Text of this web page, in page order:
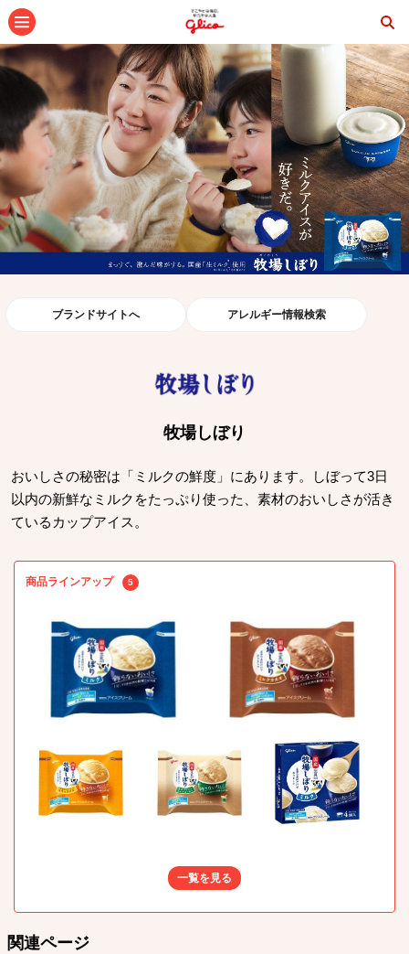
ブランドサイトへ アレルギー情報検索
牧場しぼり
おいしさの秘密は「ミルクの鮮度」にあります。しぼって3日
以内の新鮮なミルクをたっぷり使った、素材のおいしさが活き
ているカップアイス。
商品ラインアップ 5
一覧を見る
関連ページ